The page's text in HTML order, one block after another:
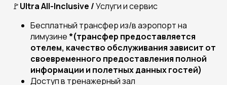
🚩UltraAll-Inclusive /Услуги и сервис
Бесплатный трансфер из/в аэропорт на
лимузине *(трансфер предоставляется
отелем, качество обслуживания зависит от
своевременного предоставления полной
информации и полетных данных гостей)
Доступ в тренажерный зал